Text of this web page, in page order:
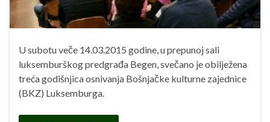
U subotu veče 14.03.2015 godine, u prepunoj sali
luksemburškog predgrađa Begen, svečano je obilježena
treća godišnjica osnivanja Bošnjačke kulturne zajednice
(BKZ) Luksemburga.